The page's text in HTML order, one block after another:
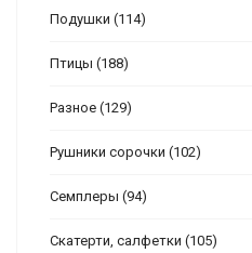
Подушки (114)
Птицы (188)
Разное (129)
Рушники сорочки (102)
Семплеры (94)
Скатерти, салфетки (105)